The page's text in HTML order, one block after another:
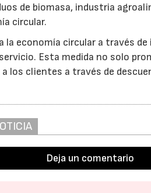
de biomasa, industria
circular.
economía circular a través
Esta medida no solo
los clientes a través de
Deja un comentario